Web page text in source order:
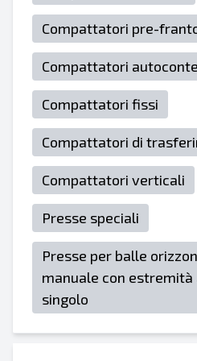
Compattatori pre-
Compattatori
Compattatori fissi
Compattatori di
Compattatori verticali
Presse speciali
Presse per balle
manuale con
singolo